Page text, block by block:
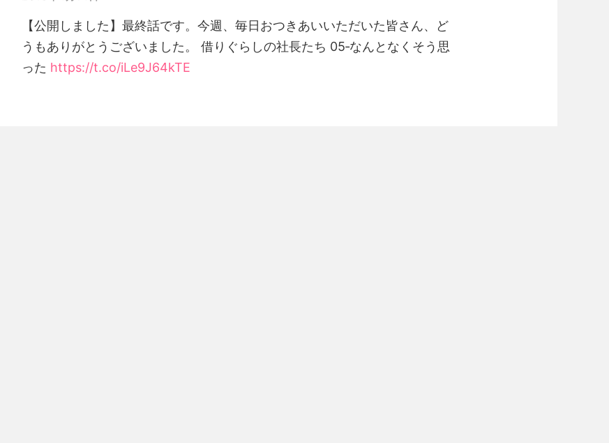
【公開しました】最終話です。今週、毎日おつきあいいただいた皆さん、ど
うもありがとうございました。 借りぐらしの社長たち 05‐なんとなくそう思
った https://t.co/iLe9J64kTE